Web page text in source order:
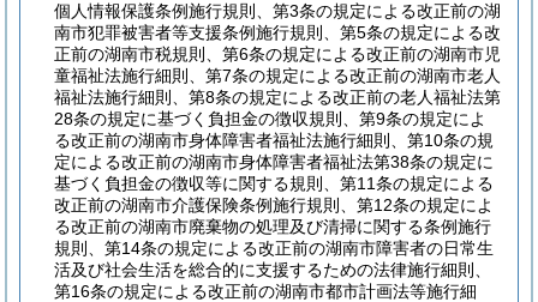
個人情報保護条例施行規則、第3条の規定による改正前の湖
南市犯罪被害者等支援条例施行規則、第5条の規定による改
正前の湖南市税規則、第6条の規定による改正前の湖南市児
童福祉法施行細則、第7条の規定による改正前の湖南市老人
福祉法施行細則、第8条の規定による改正前の老人福祉法第
28条の規定に基づく負担金の徴収規則、第9条の規定によ
る改正前の湖南市身体障害者福祉法施行細則、第10条の規
定による改正前の湖南市身体障害者福祉法第38条の規定に
基づく負担金の徴収等に関する規則、第11条の規定による
改正前の湖南市介護保険条例施行規則、第12条の規定によ
る改正前の湖南市廃棄物の処理及び清掃に関する条例施行
規則、第14条の規定による改正前の湖南市障害者の日常生
活及び社会生活を総合的に支援するための法律施行細則、
第16条の規定による改正前の湖南市都市計画法等施行細